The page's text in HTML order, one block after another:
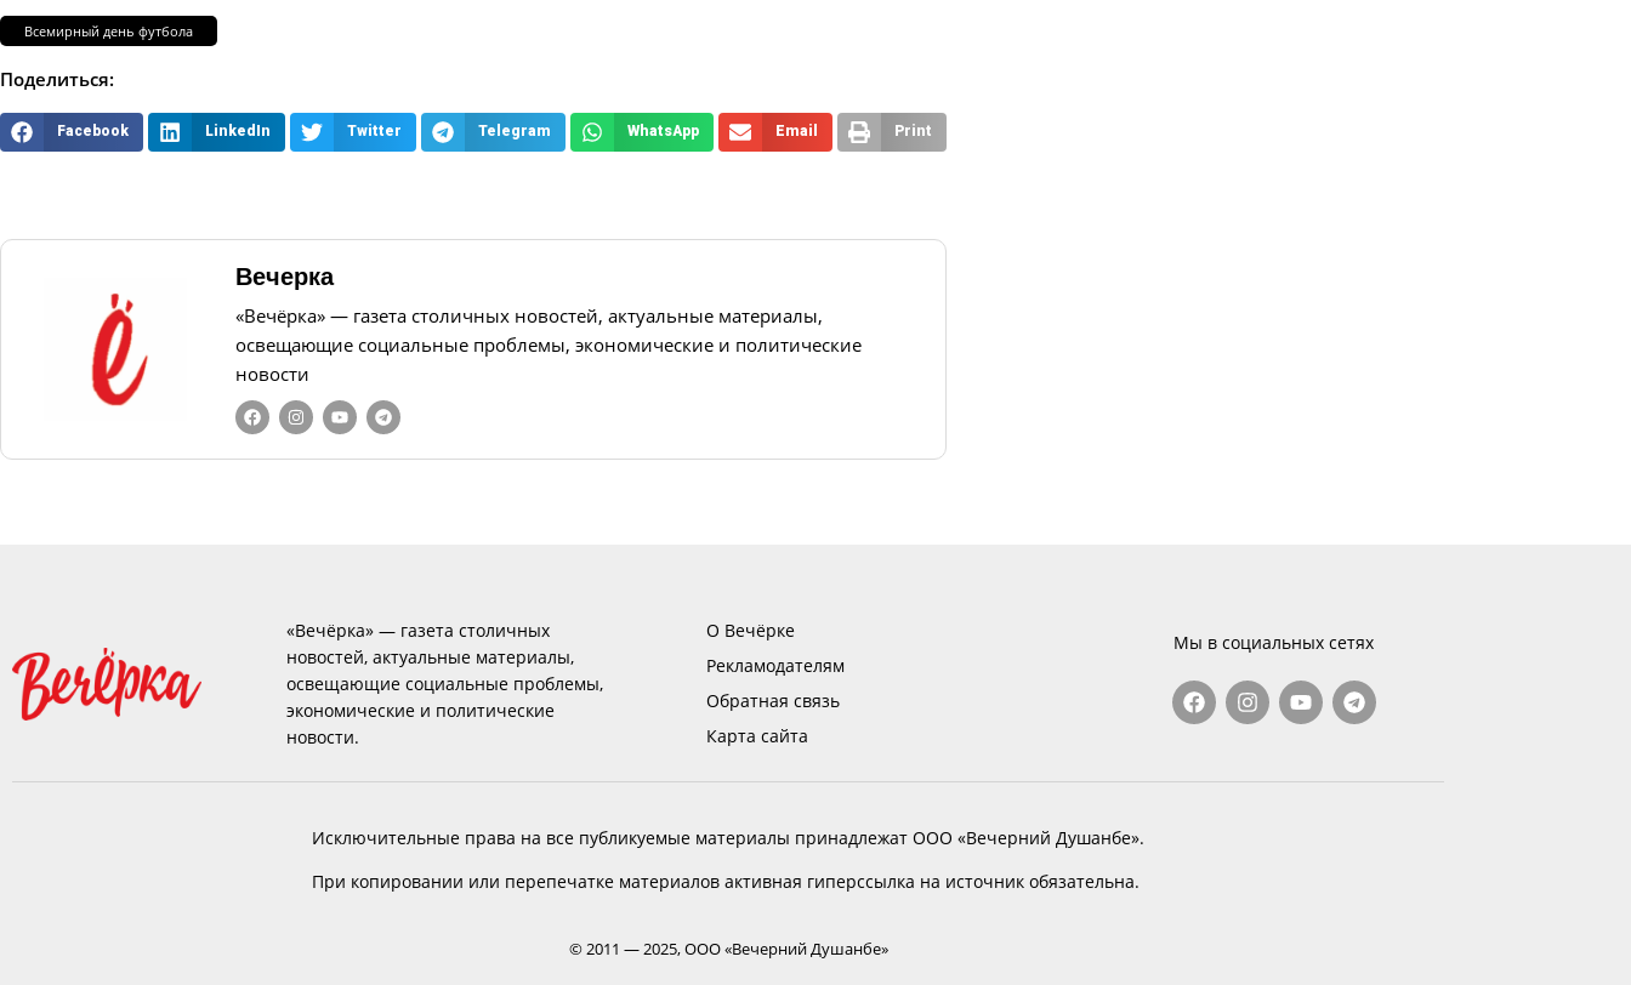
Всемирный день футбола
Поделиться:
Facebook LinkedIn Twitter Telegram WhatsApp Email Print
Вечерка
«Вечёрка» — газета столичных новостей, актуальные материалы,
освещающие социальные проблемы, экономические и политические
новости
«Вечёрка» — газета столичных
новостей, актуальные материалы,
освещающие социальные проблемы,
экономические и политические
новости.
О Вечёрке
Рекламодателям
Обратная связь
Карта сайта
Мы в социальных сетях
Исключительные права на все публикуемые материалы принадлежат ООО «Вечерний Душанбе».
При копировании или перепечатке материалов активная гиперссылка на источник обязательна.
© 2011 — 2025, ООО «Вечерний Душанбе»